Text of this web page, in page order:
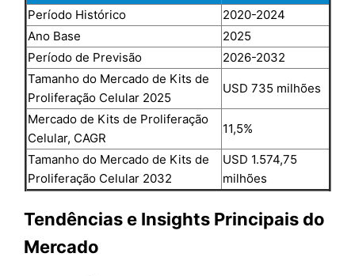
Período Histórico
2020-2024
Ano Base
2025
Período de Previsão
2026-2032
Tamanho do Mercado de Kits de
Proliferação Celular 2025
USD 735 milhões
Mercado de Kits de Proliferação
Celular, CAGR
11,5%
Tamanho do Mercado de Kits de
Proliferação Celular 2032
USD 1.574,75
milhões
Tendências e Insights Principais do
Mercado